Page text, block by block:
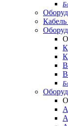
Кабель